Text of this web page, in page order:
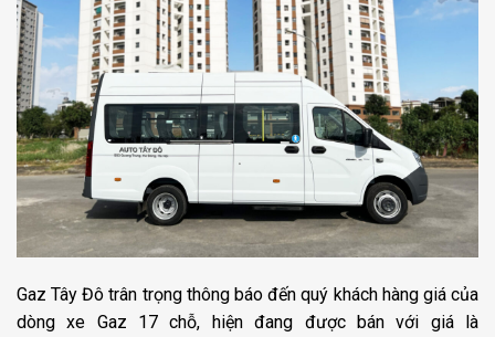
Gaz Tây Đô trân trọng thông báo đến quý khách hàng giá của
dòng xe Gaz 17 chỗ, hiện đang được bán với giá là